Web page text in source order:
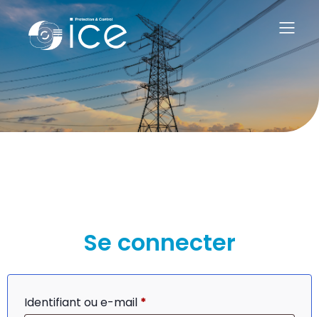
Se connecter
Identifiant ou e-mail *